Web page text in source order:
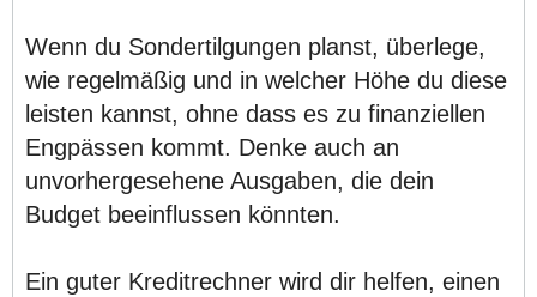
Wenn du Sondertilgungen planst, überlege,
wie regelmäßig und in welcher Höhe du diese
leisten kannst, ohne dass es zu finanziellen
Engpässen kommt. Denke auch an
unvorhergesehene Ausgaben, die dein
Budget beeinflussen könnten.
Ein guter Kreditrechner wird dir helfen, einen